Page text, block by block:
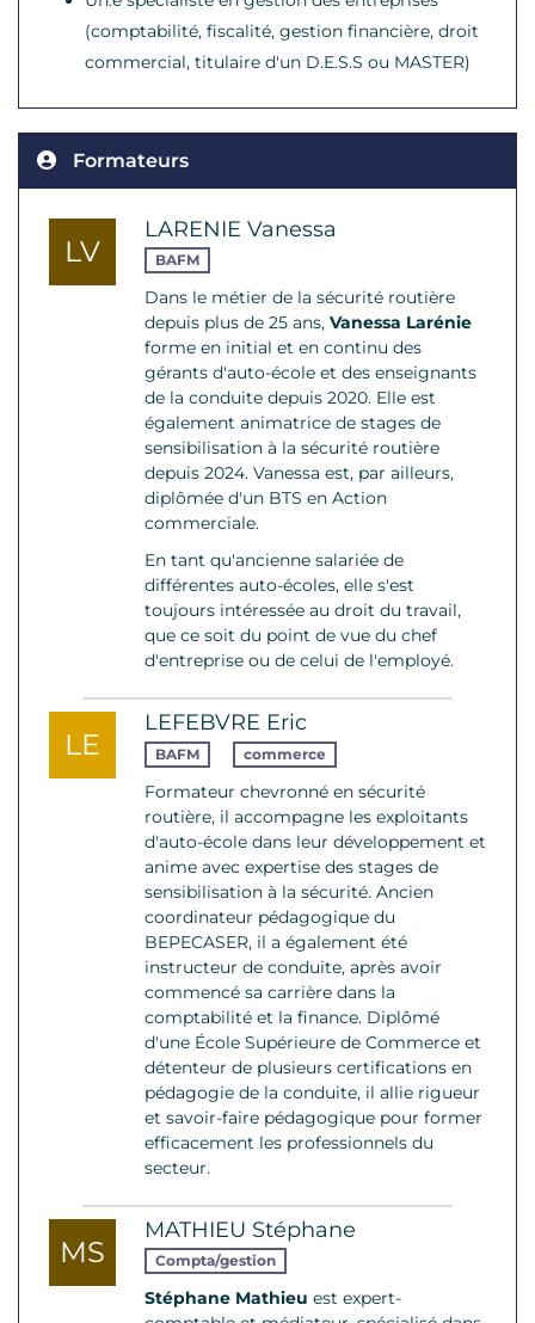
(comptabilité, fiscalité, gestion financière, droit
commercial, titulaire d'un D.E.S.S ou MASTER)
Formateurs
LV
LARENIE Vanessa
BAFM
Dans le métier de la sécurité routière
depuis plus de 25 ans, Vanessa Larénie
forme en initial et en continu des
gérants d'auto-école et des enseignants
de la conduite depuis 2020. Elle est
également animatrice de stages de
sensibilisation à la sécurité routière
depuis 2024. Vanessa est, par ailleurs,
diplômée d'un BTS en Action
commerciale.
En tant qu'ancienne salariée de
différentes auto-écoles, elle s'est
toujours intéressée au droit du travail,
que ce soit du point de vue du chef
d'entreprise ou de celui de l'employé.
LE
LEFEBVRE Eric
BAFM commerce
Formateur chevronné en sécurité
routière, il accompagne les exploitants
d'auto-école dans leur développement et
anime avec expertise des stages de
sensibilisation à la sécurité. Ancien
coordinateur pédagogique du
BEPECASER, il a également été
instructeur de conduite, après avoir
commencé sa carrière dans la
comptabilité et la finance. Diplômé
d'une École Supérieure de Commerce et
détenteur de plusieurs certifications en
pédagogie de la conduite, il allie rigueur
et savoir-faire pédagogique pour former
efficacement les professionnels du
secteur.
MS
MATHIEU Stéphane
Compta/gestion
Stéphane Mathieu est expert-